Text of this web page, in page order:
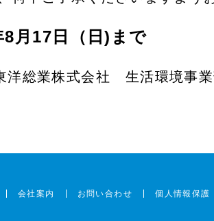
月17日（日)まで
業株式会社 生活環境事業
会社案内 お問い合わせ 個人情報保護